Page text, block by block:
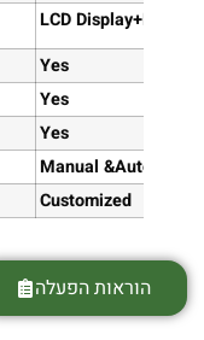
LCD Display
Yes
Yes
Yes
Manual&Auto
Customized
הוראות הפעלה